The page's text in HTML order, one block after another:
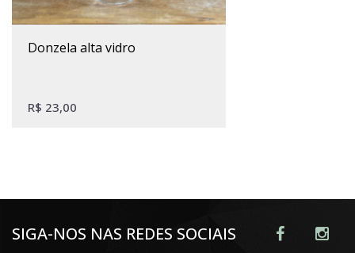
donzela alta vidro
R$ 23,00
SIGA-NOS NAS REDES SOCIAIS